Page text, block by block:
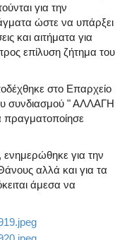
για την
ώστε να υπάρξει
και αιτήματα για
επίλυση ζήτημα του
στο Επαρχείο
συνδιασμού " ΑΛΛΑΓΗ
για την
αλλά και για τα
άμεσα να